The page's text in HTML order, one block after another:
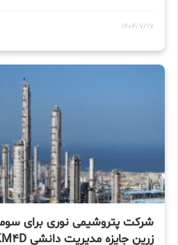
1404/7/17
شرکت پتروشیمی نوری برای
زرین جایزه مدیریت دانشی KM4D را از آن خود کرد